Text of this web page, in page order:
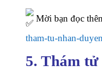
Mời bạn đọc
tham-tu-nhan-
5. Thám